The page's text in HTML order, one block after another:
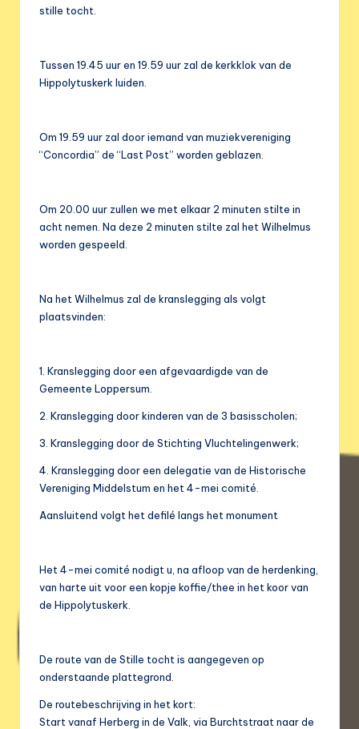
stille tocht.
Tussen 19.45 uur en 19.59 uur zal de kerkklok van de
Hippolytuskerk luiden.
Om 19.59 uur zal door iemand van muziekvereniging
“Concordia” de “Last Post” worden geblazen.
Om 20.00 uur zullen we met elkaar 2 minuten stilte in
acht nemen. Na deze 2 minuten stilte zal het Wilhelmus
worden gespeeld.
Na het Wilhelmus zal de kranslegging als volgt
plaatsvinden:
1. Kranslegging door een afgevaardigde van de
Gemeente Loppersum.
2. Kranslegging door kinderen van de 3 basisscholen;
3. Kranslegging door de Stichting Vluchtelingenwerk;
4. Kranslegging door een delegatie van de Historische
Vereniging Middelstum en het 4-mei comité.
Aansluitend volgt het defilé langs het monument
Het 4-mei comité nodigt u, na afloop van de herdenking,
van harte uit voor een kopje koffie/thee in het koor van
de Hippolytuskerk.
De route van de Stille tocht is aangegeven op
onderstaande plattegrond.
De routebeschrijving in het kort:
Start vanaf Herberg in de Valk, via Burchtstraat naar de